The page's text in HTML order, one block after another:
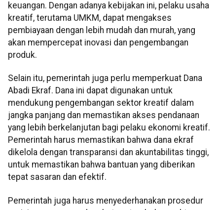
keuangan. Dengan adanya kebijakan ini, pelaku usaha
kreatif, terutama UMKM, dapat mengakses
pembiayaan dengan lebih mudah dan murah, yang
akan mempercepat inovasi dan pengembangan
produk.
Selain itu, pemerintah juga perlu memperkuat Dana
Abadi Ekraf. Dana ini dapat digunakan untuk
mendukung pengembangan sektor kreatif dalam
jangka panjang dan memastikan akses pendanaan
yang lebih berkelanjutan bagi pelaku ekonomi kreatif.
Pemerintah harus memastikan bahwa dana ekraf
dikelola dengan transparansi dan akuntabilitas tinggi,
untuk memastikan bahwa bantuan yang diberikan
tepat sasaran dan efektif.
Pemerintah juga harus menyederhanakan prosedur